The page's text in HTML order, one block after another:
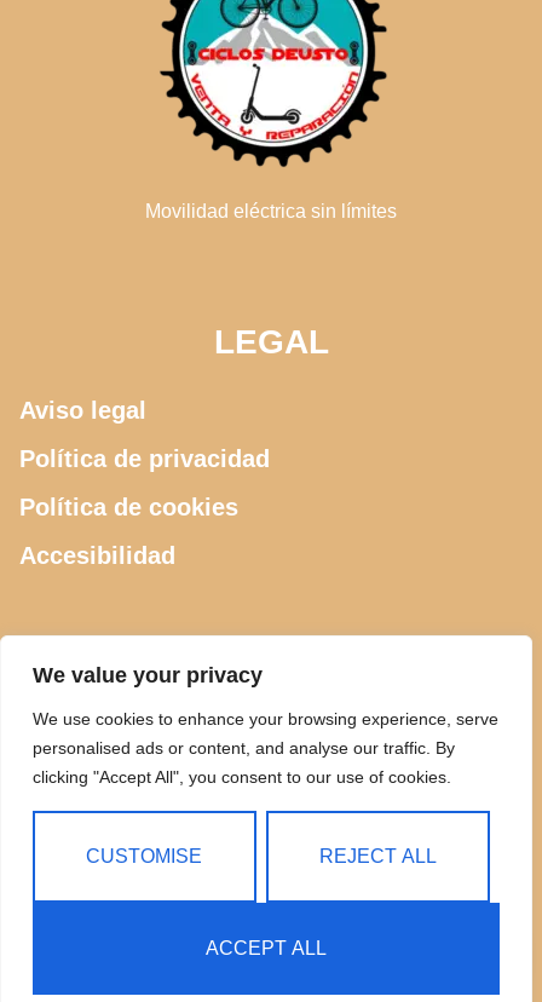
We value your privacy
We use cookies to enhance your browsing experience, serve
personalised ads or content, and analyse our traffic. By
clicking "Accept All", you consent to our use of cookies.
CUSTOMISE REJECT ALL
ACCEPT ALL
Movilidad eléctrica sin límites
LEGAL
Aviso legal
Política de privacidad
Política de cookies
Accesibilidad
CONTACTO
615 505 289
ciclosdeusto@gmail.com
Reservados